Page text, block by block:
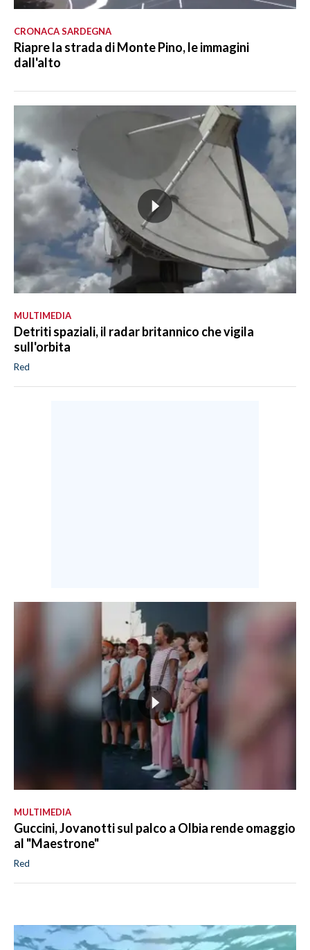
CRONACA SARDEGNA
Riapre la strada di Monte Pino, le immagini
dall'alto
MULTIMEDIA
Detriti spaziali, il radar britannico che vigila
sull'orbita
Red
MULTIMEDIA
Guccini, Jovanotti sul palco a Olbia rende omaggio
al "Maestrone"
Red